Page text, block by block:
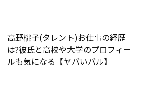
高野桃子(タレント)お仕事の経歴
は?彼氏と高校や大学のプロフィー
ルも気になる【ヤバいバル】